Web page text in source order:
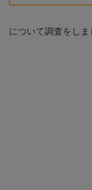
について調査をしま